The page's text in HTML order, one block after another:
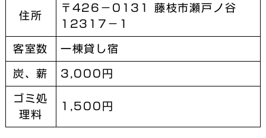
住所
〒426−0131 藤枝市瀬戸ノ谷
12317−1
客室数 一棟貸し宿
炭、薪 3,000円
ゴミ処
理料
1,500円